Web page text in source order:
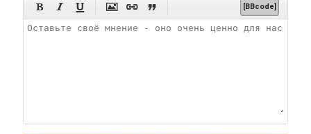
      [BBcode]